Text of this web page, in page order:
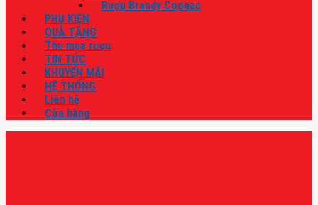
Rượu Brandy Cognac
PHỤ KIỆN
QUÀ TẶNG
Thu mua rượu
TIN TỨC
KHUYẾN MÃI
HỆ THỐNG
Liên hệ
Cửa hàng